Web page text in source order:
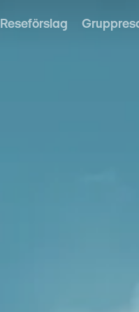
Reseförslag